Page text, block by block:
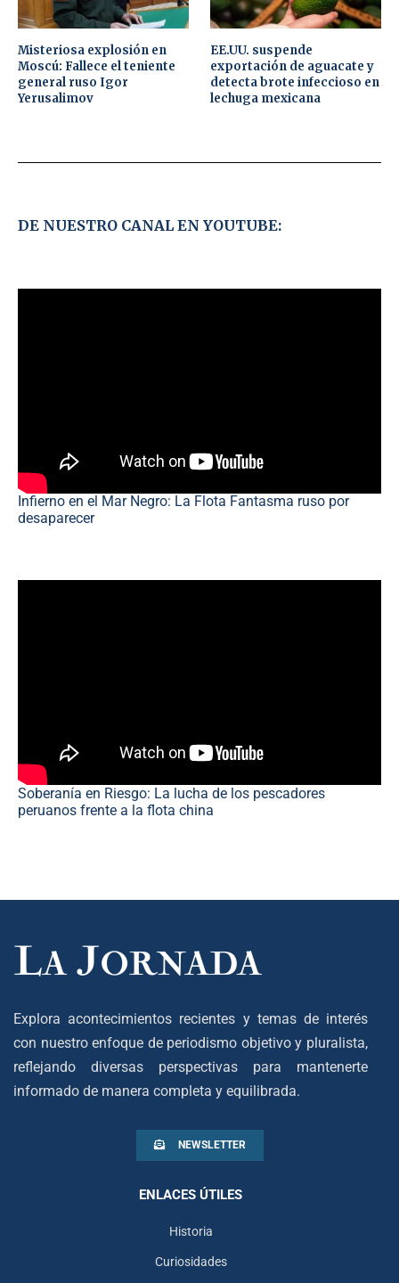
Misteriosa explosión en
Moscú: Fallece el teniente
general ruso Igor
Yerusalimov
EE.UU. suspende
exportación de aguacate y
detecta brote infeccioso en
lechuga mexicana
DE NUESTRO CANAL EN YOUTUBE:
Infierno en el Mar Negro: La Flota Fantasma ruso por
desaparecer
Soberanía en Riesgo: La lucha de los pescadores
peruanos frente a la flota china
Explora acontecimientos recientes y temas de interés
con nuestro enfoque de periodismo objetivo y pluralista,
reflejando diversas perspectivas para mantenerte
informado de manera completa y equilibrada.
NEWSLETTER
ENLACES ÚTILES
Historia
Curiosidades